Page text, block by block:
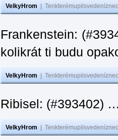
VelkyHrom
Frankenstein:
kolikrát ti budu
VelkyHrom
Ribisel: (#393402)
VelkyHrom